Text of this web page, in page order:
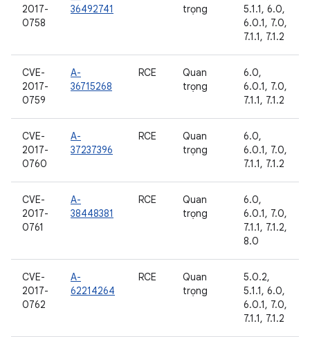
2017-
0758
36492741
trọng
5.1.1, 6.0,
6.0.1, 7.0,
7.1.1, 7.1.2
CVE-
2017-
0759
A-
36715268
RCE
Quan
trọng
6.0,
6.0.1, 7.0,
7.1.1, 7.1.2
CVE-
2017-
0760
A-
37237396
RCE
Quan
trọng
6.0,
6.0.1, 7.0,
7.1.1, 7.1.2
CVE-
2017-
0761
A-
38448381
RCE
Quan
trọng
6.0,
6.0.1, 7.0,
7.1.1, 7.1.2,
8.0
CVE-
2017-
0762
A-
62214264
RCE
Quan
trọng
5.0.2,
5.1.1, 6.0,
6.0.1, 7.0,
7.1.1, 7.1.2